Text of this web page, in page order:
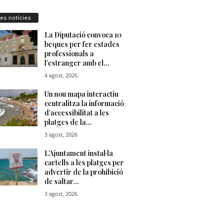
notícies